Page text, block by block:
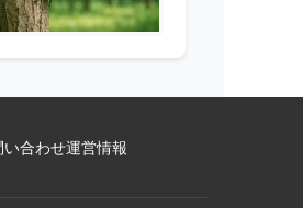
い合わせ運営情報